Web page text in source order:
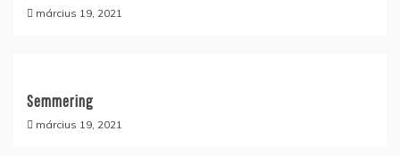
március 19, 2021
Semmering
március 19, 2021